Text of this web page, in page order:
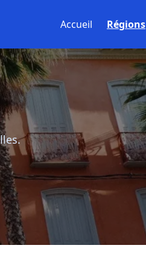
Accueil Régions